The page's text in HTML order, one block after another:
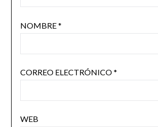
NOMBRE*
CORREO ELECTRÓNICO*
WEB